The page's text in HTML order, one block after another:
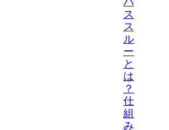
ス
ス
ル
ー
と
は
？
仕
組
み